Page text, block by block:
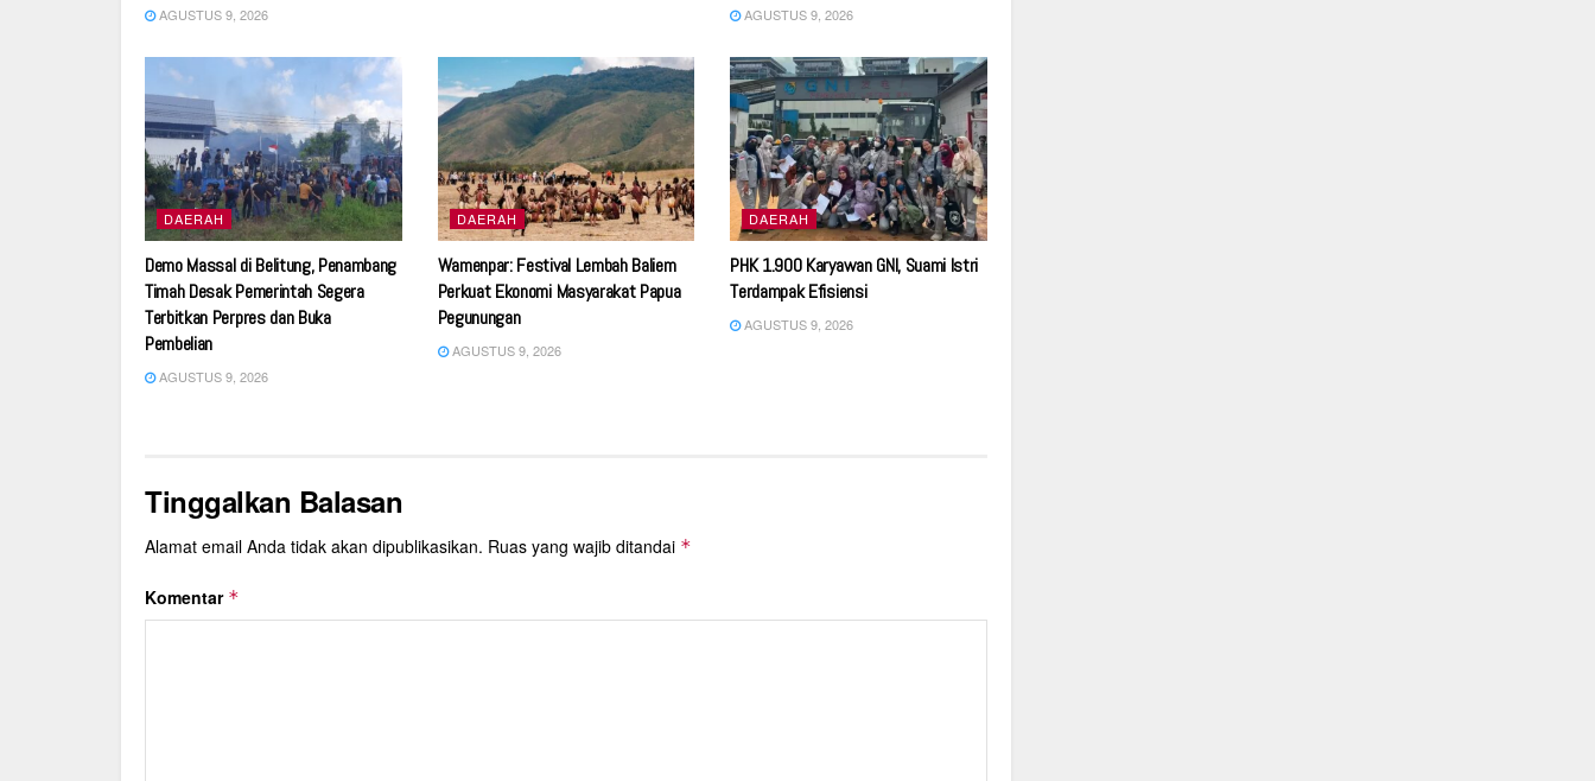
AGUSTUS 9, 2026 AGUSTUS 9, 2026
DAERAH
Demo Massal di Belitung, Penambang
Timah Desak Pemerintah Segera
Terbitkan Perpres dan Buka
Pembelian
AGUSTUS 9, 2026
DAERAH
Wamenpar: Festival Lembah Baliem
Perkuat Ekonomi Masyarakat Papua
Pegunungan
AGUSTUS 9, 2026
DAERAH
PHK 1.900 Karyawan GNI, Suami Istri
Terdampak Efisiensi
AGUSTUS 9, 2026
Tinggalkan Balasan
Alamat email Anda tidak akan dipublikasikan. Ruas yang wajib ditandai *
Komentar *